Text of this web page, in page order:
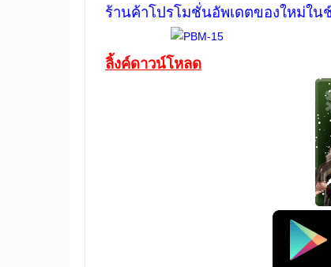
ร้านค้าโปรโมชั่นอัพเดตของใหม่ใ
ลิ้งค์ดาวน์โหลด